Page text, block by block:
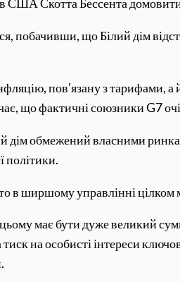
США Скотта Бессента
побачивши, що Білий дім
пов’язану з тарифами,
що фактичні союзники G7
дім обмежений власними
політики.
ширшому управлінні цілком
має бути дуже великий
на особисті інтереси